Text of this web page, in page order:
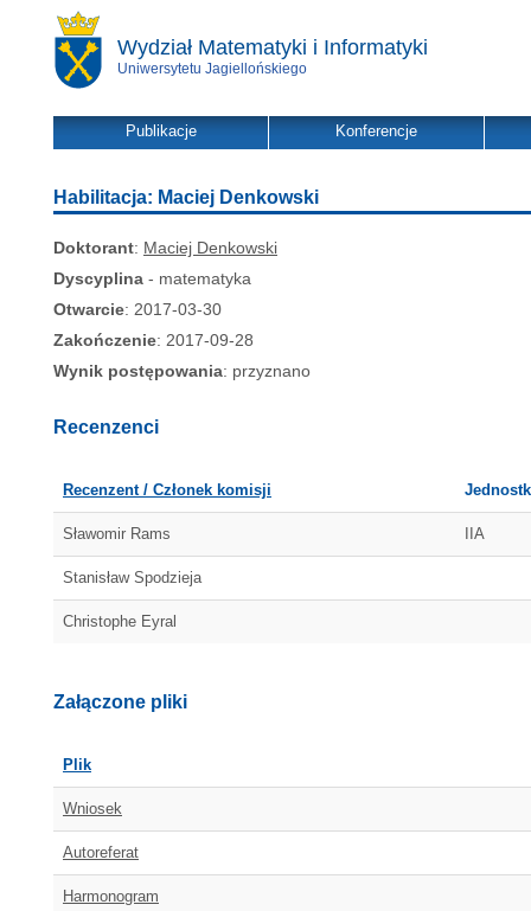
Wydział Matematyki i Informatyki
Uniwersytetu Jagiellońskiego
Publikacje Konferencje
Habilitacja: Maciej Denkowski
Doktorant: Maciej Denkowski
Dyscyplina - matematyka
Otwarcie: 2017-03-30
Zakończenie: 2017-09-28
Wynik postępowania: przyznano
Recenzenci
Recenzent / Członek komisji
Sławomir Rams IIA
Stanisław Spodzieja
Christophe Eyral
Załączone pliki
Plik
Wniosek
Autoreferat
Harmonogram